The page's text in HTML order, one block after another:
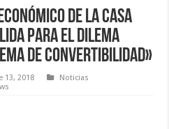
de la Casa
para el dilema
de convertibilidad»
13, 2018
Noticias